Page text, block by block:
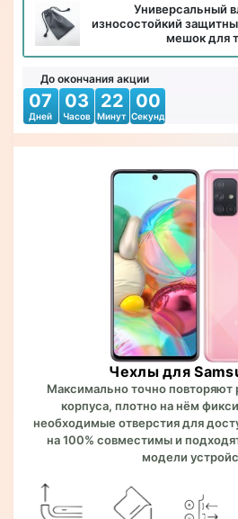
Универсальный
износостойкий
мешок для
До окончания акции
07
Дней
03
Часов
21
Минут
59
Секунд
Чехлы для
Максимально точно повторяют
корпуса, плотно на нём
необходимые отверстия для
на 100% совместимы и
модели